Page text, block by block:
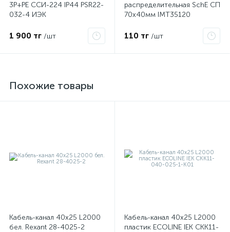
3P+PЕ ССИ-224 IP44 PSR22-
032-4 ИЭК
1 900 тг /шт
распределительная SchE СП
70х40мм IMT35120
110 тг /шт
Похожие товары
Кабель-канал 40х25 L2000
бел. Rexant 28-4025-2
Кабель-канал 40х25 L2000
пластик ECOLINE IEK CKK11-